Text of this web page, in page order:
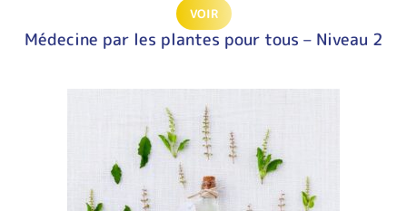
VOIR
Médecine par les plantes pour tous – Niveau 2